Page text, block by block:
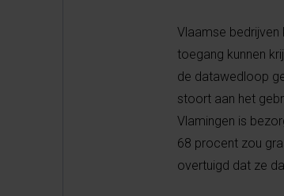
Vlaamse
toegang kunnen
de datawedloop
stoort aan het
Vlamingen is
68 procent zou
overtuigd dat ze